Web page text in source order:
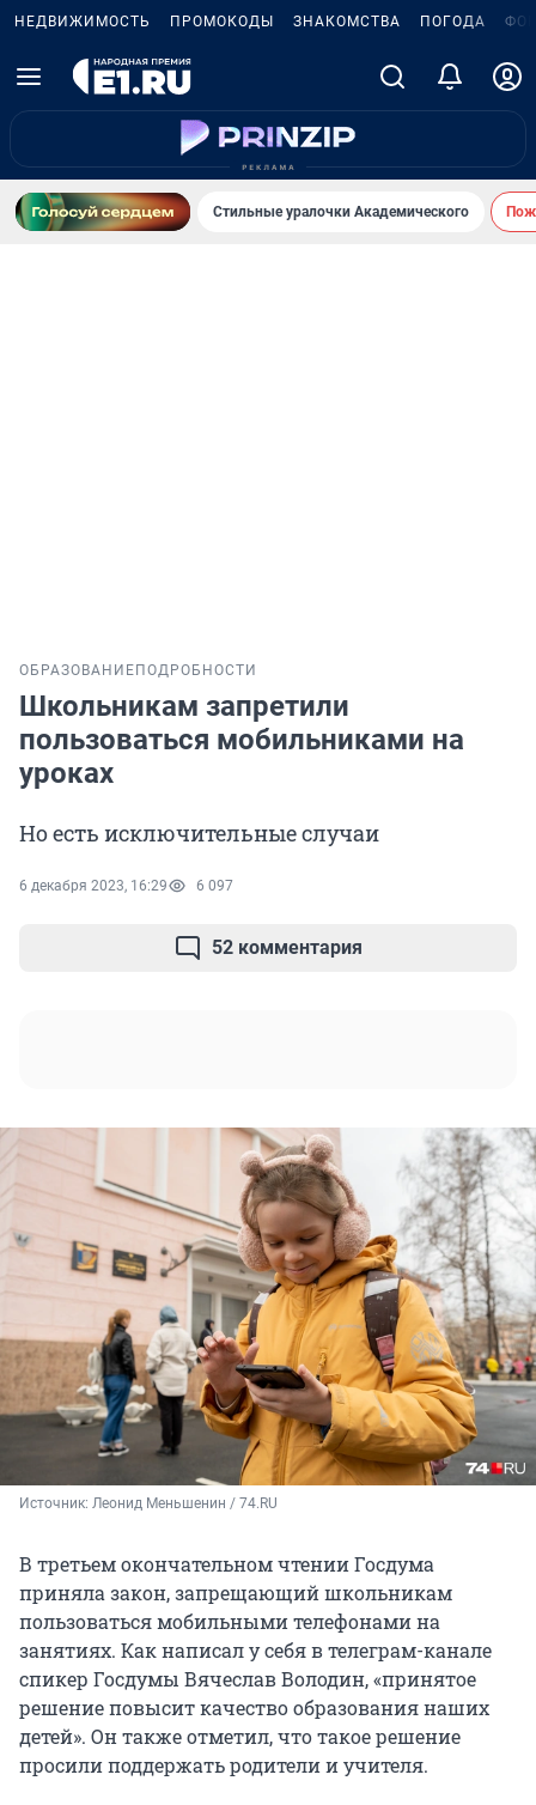
НЕДВИЖИМОСТЬ ПРОМОКОДЫ ЗНАКОМСТВА ПОГОДА
Стильные уралочки Академического
ОБРАЗОВАНИЕ ПОДРОБНОСТИ
Школьникам запретили
пользоваться мобильниками на
уроках
Но есть исключительные случаи
6 декабря 2023, 16:29 6 097
52 комментария
Источник: Леонид Меньшенин / 74.RU
В третьем окончательном чтении Госдума
приняла закон, запрещающий школьникам
пользоваться мобильными телефонами на
занятиях. Как написал у себя в телеграм-канале
спикер Госдумы Вячеслав Володин, «принятое
решение повысит качество образования наших
детей». Он также отметил, что такое решение
просили поддержать родители и учителя.